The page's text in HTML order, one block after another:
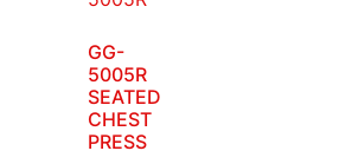
GG-
5005R
SEATED
CHEST
PRESS